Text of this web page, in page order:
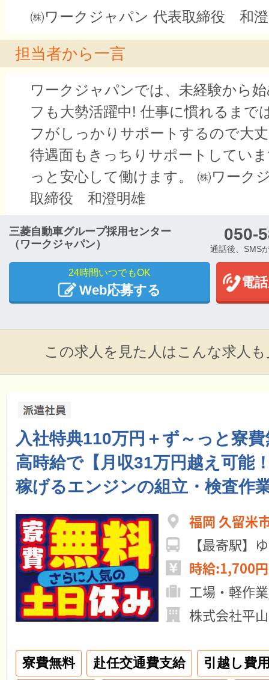
㈱ワークジャパン 代表取締役 和
担当者から一言
ワークジャパンでは、未経験から
フも大勢活躍中! 仕事に慣れるまで
フがしっかりサポートするので大
待遇面もきっちりサポートしてい
っと安心して働けます。 ㈱ワーク
取締役 和澄明雄
三菱自動車グループ採用センター
（ワークジャパン）
050-
通話後、SMS
24時間いつでもOK
Web応募する
電
この求人を見た人はこんな求人
入社特典110万円＋ず～っと寮
高時給で【月収31万円越え可能
稼げるエンジンの組立・検査作
福岡 久留米
時給:1,700
工場・軽作
株式会社平
寮費無料 赴任交通費支給
引越し費